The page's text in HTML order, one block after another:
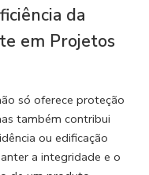
da
em Projetos
só oferece proteção
também contribui
ou edificação
a integridade e o